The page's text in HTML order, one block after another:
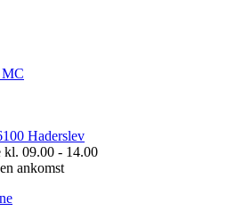
MC
Haderslev
kl. 09.00 - 14.00
ankomst